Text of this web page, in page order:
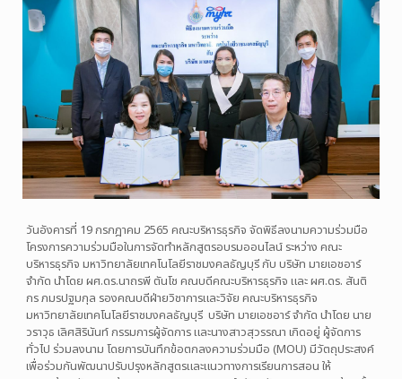
วันอังคารที่ 19 กรกฎาคม 2565 คณะบริหารธุรกิจ จัดพิธีลงนามความร่วมมือ
โครงการความร่วมมือในการจัดทำหลักสูตรอบรมออนไลน์ ระหว่าง คณะ
บริหารธุรกิจ มหาวิทยาลัยเทคโนโลยีราชมงคลธัญบุรี กับ บริษัท มายเอชอาร์
จำกัด นำโดย ผศ.ดร.นาถรพี ตันโช คณบดีคณะบริหารธุรกิจ และ ผศ.ดร. สันติ
กร ภมรปฐมกุล รองคณบดีฝ่ายวิชาการและวิจัย คณะบริหารธุรกิจ
มหาวิทยาลัยเทคโนโลยีราชมงคลธัญบุรี บริษัท มายเอชอาร์ จำกัด นำโดย นาย
วราวุธ เลิศสิรินันท์ กรรมการผู้จัดการ และนางสาวสุวรรณา เกิดอยู่ ผู้จัดการ
ทั่วไป ร่วมลงนาม โดยการบันทึกข้อตกลงความร่วมมือ (MOU) มีวัตถุประสงค์
เพื่อร่วมกันพัฒนาปรับปรุงหลักสูตรและแนวทางการเรียนการสอน ให้